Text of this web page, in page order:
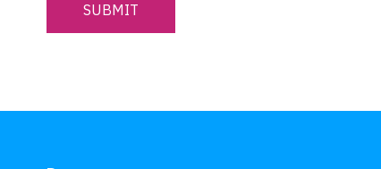
SUBMIT